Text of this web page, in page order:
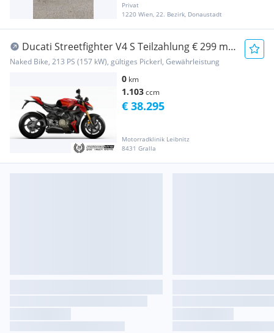
Privat
1220 Wien, 22. Bezirk, Donaustadt
Ducati Streetfighter V4 S Teilzahlung € 299 mit
Garant...
Naked Bike, 213 PS (157 kW), gültiges Pickerl, Gewährleistung
0 km
1.103ccm
Motorradklinik Leibnitz
8431 Gralla
€ 38.295